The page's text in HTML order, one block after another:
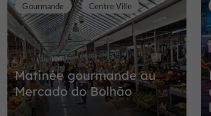
Matinée gourmande au
Mercado do Bolhão
Gourmande Centre Ville